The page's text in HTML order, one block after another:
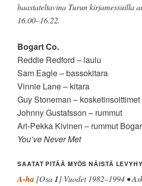
haastateltavina Turun kirjamessuilla
16.00–16.22.
Bogart Co.
Reddie Redford – laulu
Sam Eagle – bassokitara
Vinnie Lane – kitara
Guy Stoneman – kosketinsoittimet
Johnny Gustafsson – rummut
Ari-Pekka Kivinen – rummut
You’ve Never Met
SAATAT PITÄÄ MYÖS NÄISTÄ
A-ha [Osa1] Vuodet 1982–1994 •